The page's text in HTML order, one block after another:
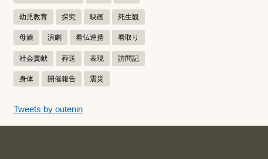
幼児教育 探究 映画 死生観
母娘 演劇 看仏連携 看取り
社会貢献 葬送 表現 訪問記
身体 開催報告 震災
つぶやきをスキップする
Tweets by outenin